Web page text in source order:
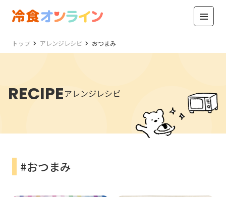
トップ アレンジレシピ おつまみ
RECIPEアレンジレシピ
#おつまみ